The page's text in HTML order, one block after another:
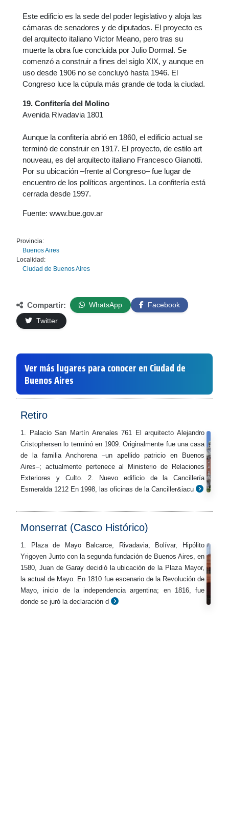
Este edificio es la sede del poder legislativo y aloja las
cámaras de senadores y de diputados. El proyecto es
del arquitecto italiano Víctor Meano, pero tras su
muerte la obra fue concluida por Julio Dormal. Se
comenzó a construir a fines del siglo XIX, y aunque en
uso desde 1906 no se concluyó hasta 1946. El
Congreso luce la cúpula más grande de toda la ciudad.
19. Confitería del Molino
Avenida Rivadavia 1801
Aunque la confitería abrió en 1860, el edificio actual se
terminó de construir en 1917. El proyecto, de estilo art
nouveau, es del arquitecto italiano Francesco Gianotti.
Por su ubicación –frente al Congreso– fue lugar de
encuentro de los políticos argentinos. La confitería está
cerrada desde 1997.
Fuente: www.bue.gov.ar
Provincia:
Buenos Aires
Localidad:
Ciudad de Buenos Aires
Compartir: WhatsApp
Facebook
Twitter
Ver más lugares para conocer en Ciudad de
Buenos Aires
Retiro
1. Palacio San Martín Arenales 761 El arquitecto Alejandro
Cristophersen lo terminó en 1909. Originalmente fue una casa
de la familia Anchorena –un apellido patricio en Buenos
Aires–; actualmente pertenece al Ministerio de Relaciones
Exteriores y Culto. 2. Nuevo edificio de la Cancillería
Esmeralda 1212 En 1998, las oficinas de la Canciller&iacu
Monserrat (Casco Histórico)
1. Plaza de Mayo Balcarce, Rivadavia, Bolívar, Hipólito
Yrigoyen Junto con la segunda fundación de Buenos Aires, en
1580, Juan de Garay decidió la ubicación de la Plaza Mayor,
la actual de Mayo. En 1810 fue escenario de la Revolución de
Mayo, inicio de la independencia argentina; en 1816, fue
donde se juró la declaración d